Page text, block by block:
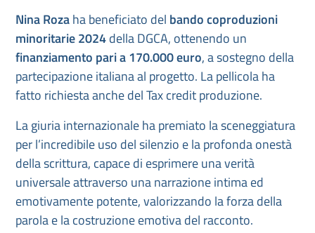
Nina Rozaha beneficiato del bando coproduzioni
minoritarie 2024della DGCA, ottenendo un
finanziamento pari a 170.000 euro, a sostegno della
partecipazione italiana al progetto. La pellicola ha
fatto richiesta anche del Tax credit produzione.
La giuria internazionale ha premiato la sceneggiatura
per l’incredibile uso del silenzio e la profonda onestà
della scrittura, capace di esprimere una verità
universale attraverso una narrazione intima ed
emotivamente potente, valorizzando la forza della
parola e la costruzione emotiva del racconto.